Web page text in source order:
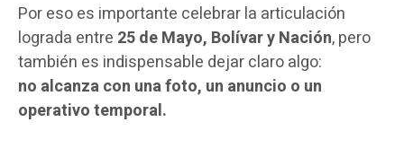
Por eso es importante celebrar la articulación
lograda entre 25 de Mayo, Bolívar y Nación, pero
también es indispensable dejar claro algo:
no alcanza con una foto, un anuncio o un
operativo temporal.